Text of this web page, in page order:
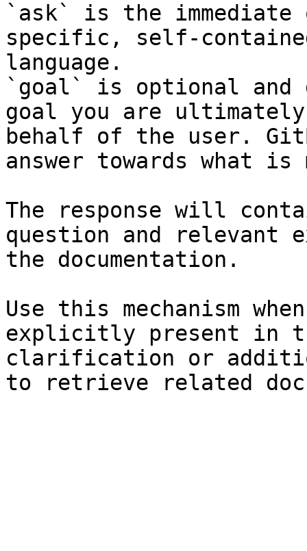
`ask` is the
specific, self-
language.
`goal` is optional and
goal you are
behalf of the user.
answer towards what
The response will
question and relevant
the documentation.
Use this mechanism
explicitly present in
clarification or